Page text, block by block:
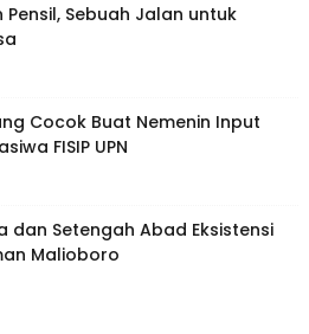
Sebuah Jalan untuk
Cocok Buat Nemenin Input
FISIP UPN
dan Setengah Abad Eksistensi
Malioboro